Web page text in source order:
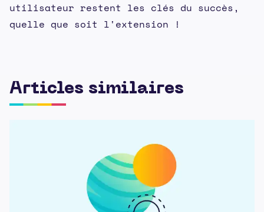
utilisateur restent les clés du succès,
quelle que soit l'extension !
Articles similaires